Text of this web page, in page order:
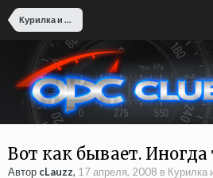
Курилка и кофейня
Вот как бывает. Иногда
Автор cLauzz, 17 апреля, 2008 в Курилка